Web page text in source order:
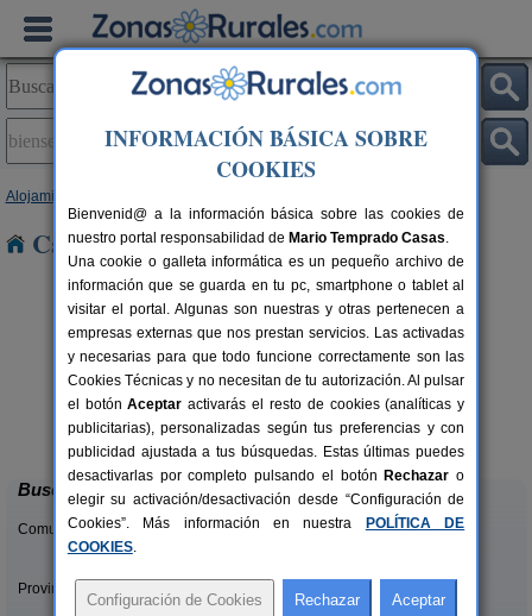
Alojamientos
Casas Rurales en Bienservida
4-36+10 pers.
desde20 €
Casas Rurales Piedra La Ventana
Yeste (Albacete)
Buscar
Comunidades:
Provincias/Islas:
INFORMACIÓN BÁSICA SOBRE
COOKIES
Bienvenid@ a la información básica sobre las cookies de
nuestro portal responsabilidad de Mario Temprado Casas.
Una cookie o galleta informática es un pequeño archivo de
información que se guarda en tu pc, smartphone o tablet al
visitar el portal. Algunas son nuestras y otras pertenecen a
empresas externas que nos prestan servicios. Las activadas
y necesarias para que todo funcione correctamente son las
Cookies Técnicas y no necesitan de tu autorización. Al pulsar
el botónAceptar activarás el resto de cookies (analíticas y
publicitarias), personalizadas según tus preferencias y con
publicidad ajustada a tus búsquedas. Estas últimas puedes
desactivarlas por completo pulsando el botón Rechazar o
elegir su activación/desactivación desde “Configuración de
Cookies”. Más información en nuestra
POLÍTICA DE
COOKIES.